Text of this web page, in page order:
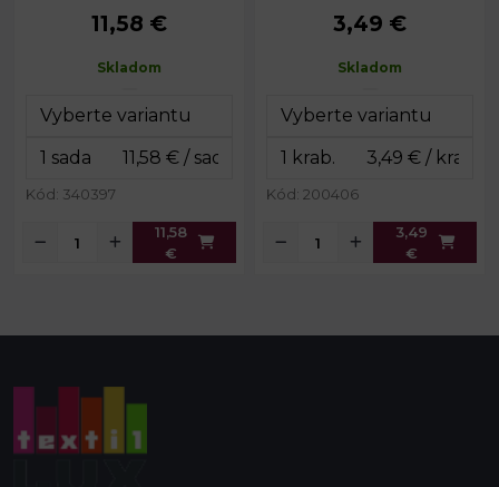
Priemer:
cca 8 - 15
1,2 mm
Balenie:
cca 220 ks
boxu:
cm
11,58 €
Skladom
Kód: 340397
11,58
€
Priemer:
2,1 - 2,7
0,5 mm
Rozmery
boxu:
cm
Hmotnosť
cca 100 g
3,49 €
Skladom
Kód: 200406
3,49
€